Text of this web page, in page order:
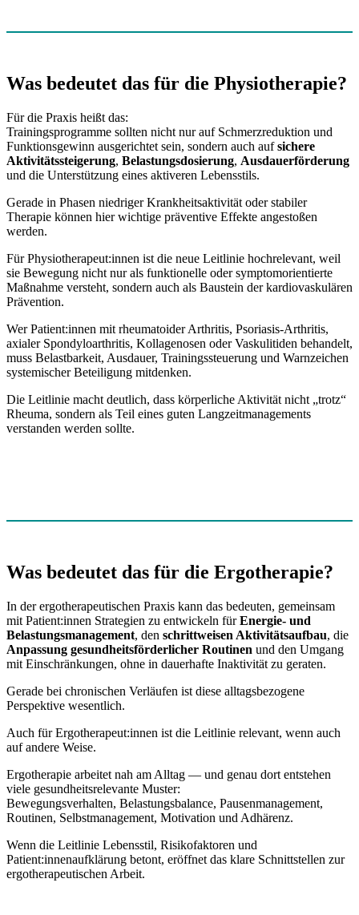
Was bedeutet das für die Physiotherapie?
Für die Praxis heißt das:
Trainingsprogramme sollten nicht nur auf Schmerzreduktion und
Funktionsgewinn ausgerichtet sein, sondern auch aufsichere
Aktivitätssteigerung, Belastungsdosierung, Ausdauerförderung
und die Unterstützung eines aktiveren Lebensstils.
Gerade in Phasen niedriger Krankheitsaktivität oder stabiler
Therapie können hier wichtige präventive Effekte angestoßen
werden.
Für Physiotherapeut:innen ist die neue Leitlinie hochrelevant, weil
sie Bewegung nicht nur als funktionelle oder symptomorientierte
Maßnahme versteht, sondern auch als Baustein der kardiovaskulären
Prävention.
Wer Patient:innen mit rheumatoider Arthritis, Psoriasis-Arthritis,
axialer Spondyloarthritis, Kollagenosen oder Vaskulitiden behandelt,
muss Belastbarkeit, Ausdauer, Trainingssteuerung und Warnzeichen
systemischer Beteiligung mitdenken.
Die Leitlinie macht deutlich, dass körperliche Aktivität nicht „trotz“
Rheuma, sondern als Teil eines guten Langzeitmanagements
verstanden werden sollte.
Was bedeutet das für die Ergotherapie?
In der ergotherapeutischen Praxis kann das bedeuten, gemeinsam
mit Patient:innen Strategien zu entwickeln fürEnergie- und
Belastungsmanagement, den schrittweisen Aktivitätsaufbau, die
Anpassung gesundheitsförderlicher Routinen und den Umgang
mit Einschränkungen, ohne in dauerhafte Inaktivität zu geraten.
Gerade bei chronischen Verläufen ist diese alltagsbezogene
Perspektive wesentlich.
Auch für Ergotherapeut:innen ist die Leitlinie relevant, wenn auch
auf andere Weise.
Ergotherapie arbeitet nah am Alltag — und genau dort entstehen
viele gesundheitsrelevante Muster:
Bewegungsverhalten, Belastungsbalance, Pausenmanagement,
Routinen, Selbstmanagement, Motivation und Adhärenz.
Wenn die Leitlinie Lebensstil, Risikofaktoren und
Patient:innenaufklärung betont, eröffnet das klare Schnittstellen zur
ergotherapeutischen Arbeit.